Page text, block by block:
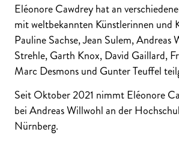
Eléonore Cawdrey hat an
mit weltbekannten Künstlerinnen und
Pauline Sachse, Jean Sulem,
Strehle, Garth Knox, David Gaillard,
Marc Desmons und Gunter Teuffel
Seit Oktober 2021 nimmt Eléonore
bei Andreas Willwohl an der
Nürnberg.